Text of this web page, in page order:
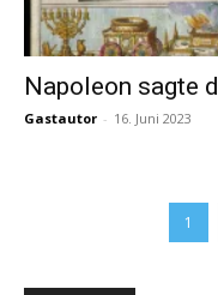
Napoleon sagte
Gastautor - 16. Juni 2023
1